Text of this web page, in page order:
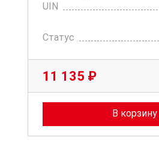
UIN
Статус
11 135 ₽
В корзину